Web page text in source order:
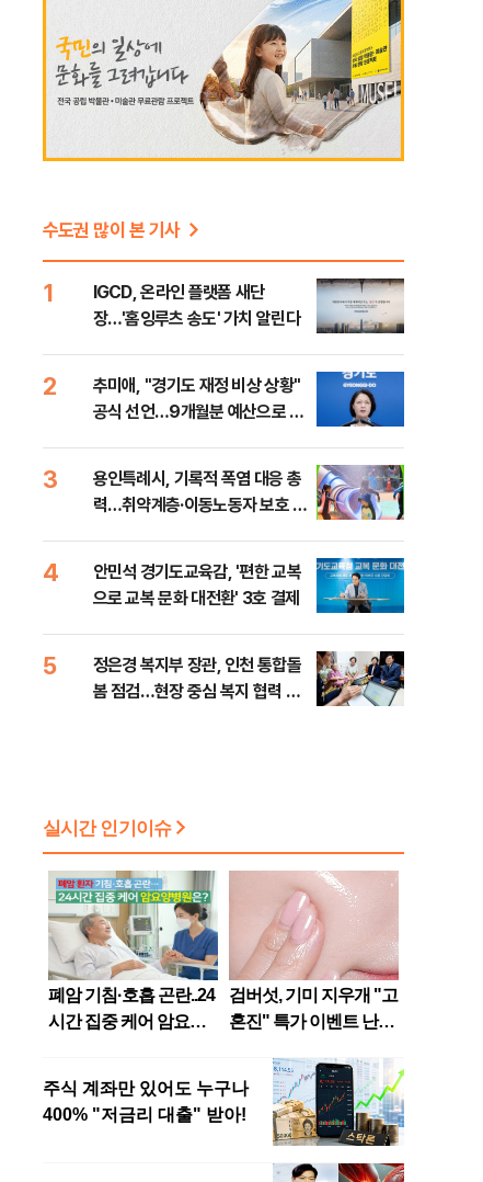
수도권 많이 본 기사
1
IGCD, 온라인 플랫폼 새단
장…'홈잉루츠 송도' 가치 알린다
2
추미애, "경기도 재정 비상 상황"
공식 선언…9개월분 예산으로 민
3
용인특례시, 기록적 폭염 대응 총
력…취약계층·이동노동자 보호 강
4
안민석 경기도교육감, '편한 교복
으로 교복 문화 대전환' 3호 결제
5
정은경 복지부 장관, 인천 통합돌
봄 점검…현장 중심 복지 협력 강